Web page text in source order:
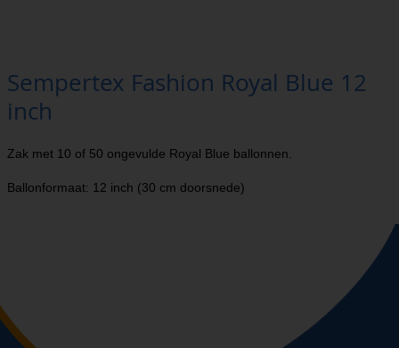
Sempertex Fashion Royal Blue 12
inch
Zak met 10 of 50 ongevulde Royal Blue ballonnen.
Ballonformaat: 12 inch (30 cm doorsnede)